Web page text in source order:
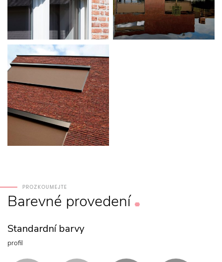
PROZKOUMEJTE
Barevné provedení
Standardní barvy
profil